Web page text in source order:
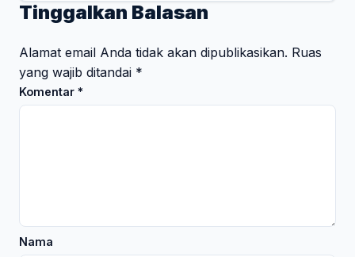
Tinggalkan Balasan
Alamat email Anda tidak akan dipublikasikan. Ruas
yang wajib ditandai *
Komentar *
Nama